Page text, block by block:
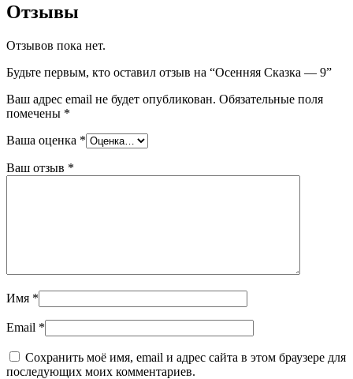
Отзывы
Отзывов пока нет.
Будьте первым, кто оставил отзыв на “Осенняя Сказка — 9”
Ваш адрес email не будет опубликован. Обязательные поля
помечены *
Ваша оценка *
Ваш отзыв *
Имя *
Email *
Сохранить моё имя, email и адрес сайта в этом браузере для
последующих моих комментариев.